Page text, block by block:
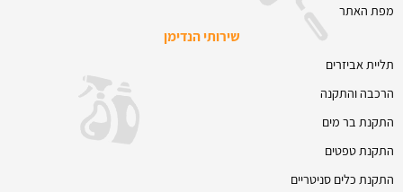
מפת האתר
שירותי הנדימן
תליית אביזרים
הרכבה והתקנה
התקנת בר מים
התקנת טפטים
התקנת כלים סניטריים